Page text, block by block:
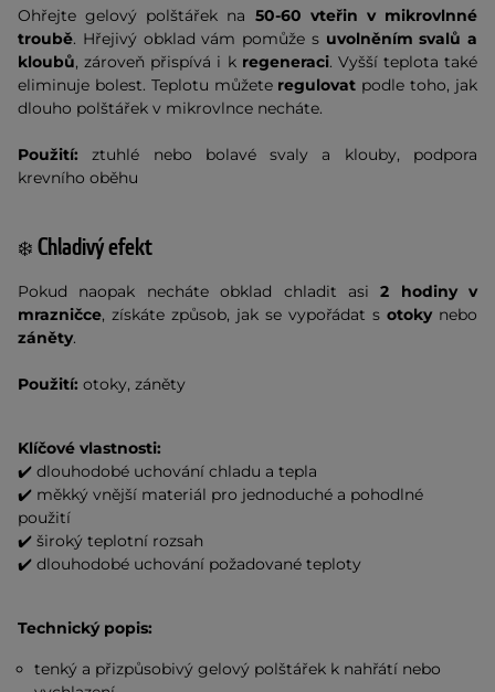
Ohřejte gelový polštářek na 50-60 vteřin v mikrovlnné
troubě. Hřejivý obklad vám pomůže s uvolněním svalů a
kloubů, zároveň přispívá i k regeneraci. Vyšší teplota také
eliminuje bolest. Teplotu můžete regulovat podle toho, jak
dlouho polštářek v mikrovlnce necháte.
Použití: ztuhlé nebo bolavé svaly a klouby, podpora
krevního oběhu
❄️ Chladivý efekt
Pokud naopak necháte obklad chladit asi 2 hodiny v
mrazničce, získáte způsob, jak se vypořádat s otokynebo
záněty.
Použití: otoky, záněty
Klíčové vlastnosti:
✔️ dlouhodobé uchování chladu a tepla
✔️ měkký vnější materiál pro jednoduché a pohodlné
použití
✔️ široký teplotní rozsah
✔️ dlouhodobé uchování požadované teploty
Technický popis:
tenký a přizpůsobivý gelový polštářek k nahřátí nebo